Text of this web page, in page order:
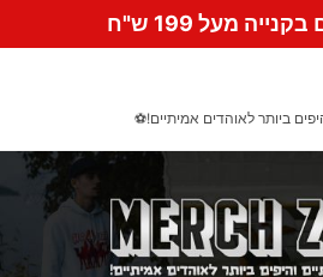
מעל 199 ש"ח
ביותר לאוהדים אמיתיים!⚽️